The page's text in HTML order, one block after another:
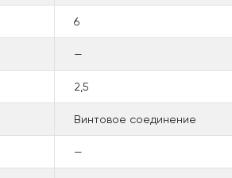
6
—
2,5
Винтовое соединение
—